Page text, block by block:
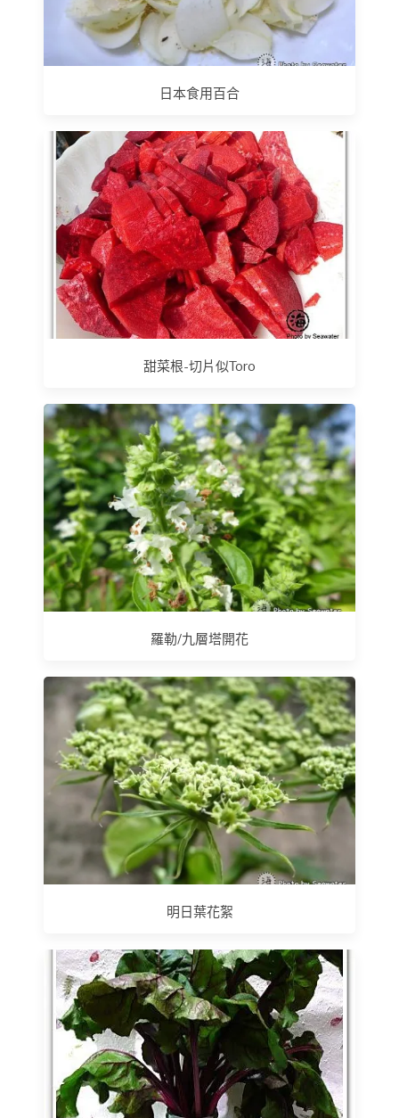
日本食用百合
甜菜根-切片似Toro
羅勒/九層塔開花
明日葉花絮